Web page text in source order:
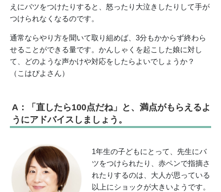
えにバツをつけたりすると、怒ったり大泣きしたりして手が
つけられなくなるのです。
通常ならやり方を聞いて取り組めば、3分もかからず終わら
せることができる量です。かんしゃくを起こした娘に対し
て、どのような声かけや対応をしたらよいでしょうか？
（こはぴよさん）
A：「直したら100点だね」と、満点がもらえるよ
うにアドバイスしましょう。
1年生の子どもにとって、先生にバ
ツをつけられたり、赤ペンで指摘さ
れたりするのは、大人が思っている
以上にショックが大きいようです。